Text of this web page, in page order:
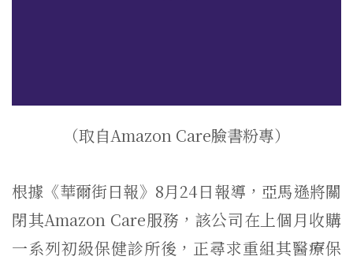
（取自Amazon Care臉書粉專）
根據《華爾街日報》8月24日報導，亞馬遜將關
閉其Amazon Care服務，該公司在上個月收購
一系列初級保健診所後，正尋求重組其醫療保